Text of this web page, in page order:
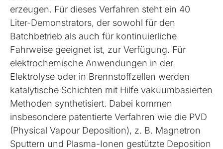
erzeugen. Für dieses Verfahren steht ein 40
Liter-Demonstrators, der sowohl für den
Batchbetrieb als auch für kontinuierliche
Fahrweise geeignet ist, zur Verfügung. Für
elektrochemische Anwendungen in der
Elektrolyse oder in Brennstoffzellen werden
katalytische Schichten mit Hilfe vakuumbasierten
Methoden synthetisiert. Dabei kommen
insbesondere patentierte Verfahren wie die PVD
(Physical Vapour Deposition), z. B. Magnetron
Sputtern und Plasma-Ionen gestützte Deposition